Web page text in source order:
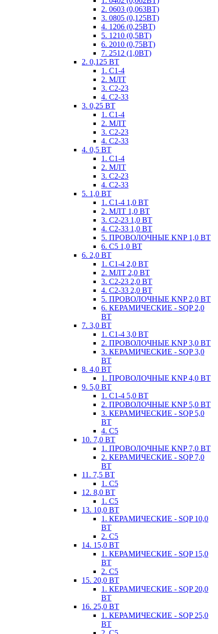
2. 0603 (0,063ВТ)
3. 0805 (0,125ВТ)
4. 1206 (0,25ВТ)
5. 1210 (0,5ВТ)
6. 2010 (0,75ВТ)
7. 2512 (1,0ВТ)
2. 0,125 ВТ
1. С1-4
2. МЛТ
3. С2-23
4. С2-33
3. 0,25 ВТ
1. С1-4
2. МЛТ
3. С2-23
4. С2-33
4. 0,5 ВТ
1. С1-4
2. МЛТ
3. С2-23
4. С2-33
5. 1,0 ВТ
1. С1-4 1,0 ВТ
2. МЛТ 1,0 ВТ
3. С2-23 1,0 ВТ
4. С2-33 1,0 ВТ
5. ПРОВОЛОЧНЫЕ KNP 1,0 ВТ
6. С5 1,0 ВТ
6. 2,0 ВТ
1. С1-4 2,0 ВТ
2. МЛТ 2,0 ВТ
3. С2-23 2,0 ВТ
4. С2-33 2,0 ВТ
5. ПРОВОЛОЧНЫЕ KNP 2,0 ВТ
6. КЕРАМИЧЕСКИЕ - SQP 2,0
ВТ
7. 3,0 ВТ
1. С1-4 3,0 ВТ
2. ПРОВОЛОЧНЫЕ KNP 3,0 ВТ
3. КЕРАМИЧЕСКИЕ - SQP 3,0
ВТ
8. 4,0 ВТ
1. ПРОВОЛОЧНЫЕ KNP 4,0 ВТ
9. 5,0 ВТ
1. С1-4 5,0 ВТ
2. ПРОВОЛОЧНЫЕ KNP 5,0 ВТ
3. КЕРАМИЧЕСКИЕ - SQP 5,0
ВТ
4. С5
10. 7,0 ВТ
1. ПРОВОЛОЧНЫЕ KNP 7,0 ВТ
2. КЕРАМИЧЕСКИЕ - SQP 7,0
ВТ
11. 7,5 ВТ
1. С5
12. 8,0 ВТ
1. С5
13. 10,0 ВТ
1. КЕРАМИЧЕСКИЕ - SQP 10,0
ВТ
2. С5
14. 15,0 ВТ
1. КЕРАМИЧЕСКИЕ - SQP 15,0
ВТ
2. С5
15. 20,0 ВТ
1. КЕРАМИЧЕСКИЕ - SQP 20,0
ВТ
16. 25,0 ВТ
1. КЕРАМИЧЕСКИЕ - SQP 25,0
ВТ